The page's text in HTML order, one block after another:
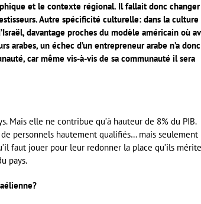
et le contexte régional. Il fallait donc
Autre spécificité culturelle: dans la culture
davantage proches du modèle américain où
arabes, un échec d’un entrepreneur arabe n’a donc
car même vis-à-vis de sa communauté il sera
Mais elle ne contribue qu’à hauteur de 8% du PIB.
personnels hautement qualifiés… mais seulement
faut jouer pour leur redonner la place qu’ils
pays.